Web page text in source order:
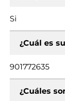
Si
¿Cuál es
901772635
¿Cuáles